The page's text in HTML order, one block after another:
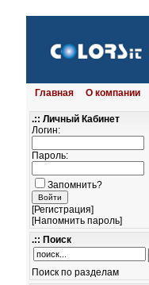
Главная О компании
.:: Личный Кабинет
Логин:
Пароль:
Запомнить?
[Регистрация]
[Напомнить пароль]
.:: Поиск
Поиск по разделам